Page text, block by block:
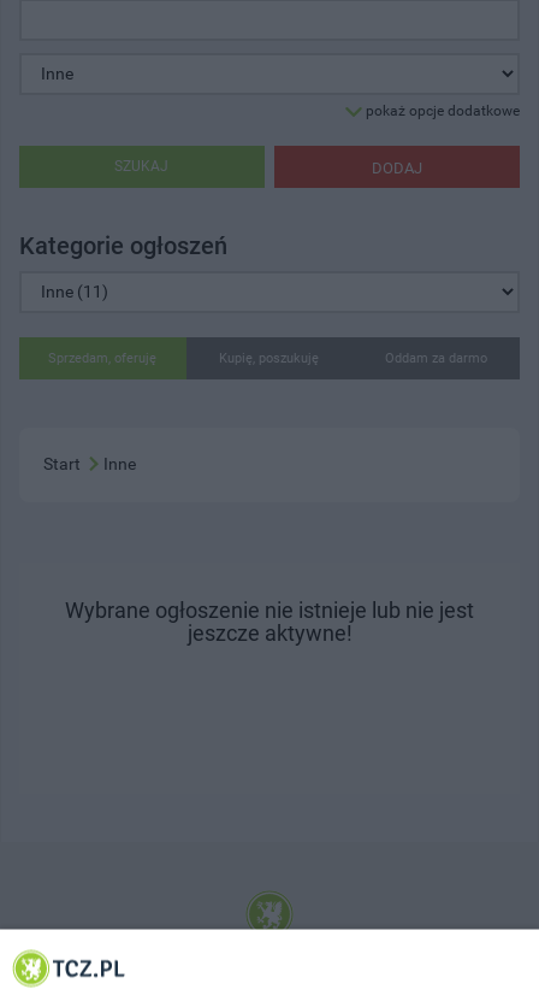
pokaż opcje dodatkowe
DODAJ
SZUKAJ
Kategorie ogłoszeń
Sprzedam, oferuję Kupię, poszukuję Oddam za darmo
Start Inne
Wybrane ogłoszenie nie istnieje lub nie jest
jeszcze aktywne!
© 2001-2026 Tczew - TCZ.PL Sp. z o.o. Internetowy Serwis Informacyjny Miasta